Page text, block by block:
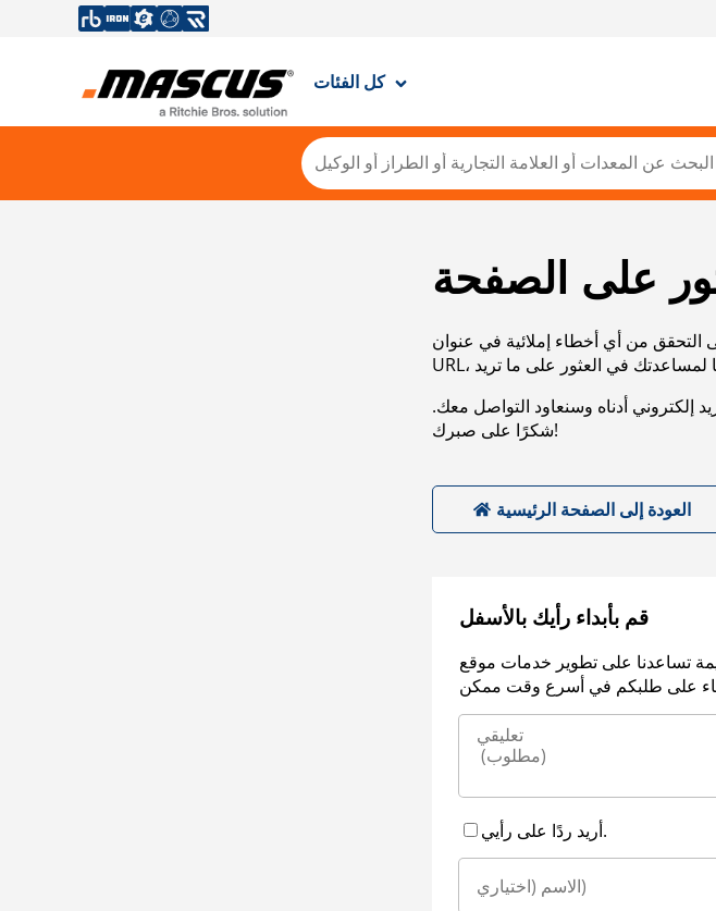
كل الفئات
على الصفحة
التحقق من أي أخطاء إملائية في عنوان
أدناه وسنعاود التواصل معك.
شكرًا على صبرك!
العودة إلى الصفحة الرئيسية
قم بأبداء رأيك بالأسفل
تساعدنا على تطوير خدمات موقع
أريد ردًا على رأيي.